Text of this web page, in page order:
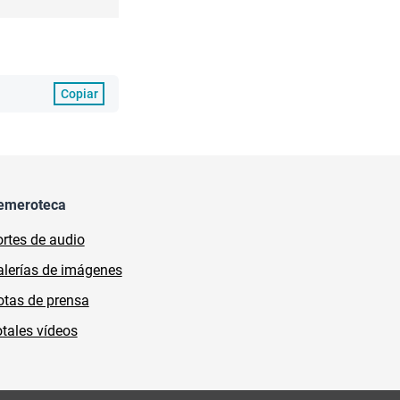
Copiar
de audio
de imágenes
de prensa
vídeos